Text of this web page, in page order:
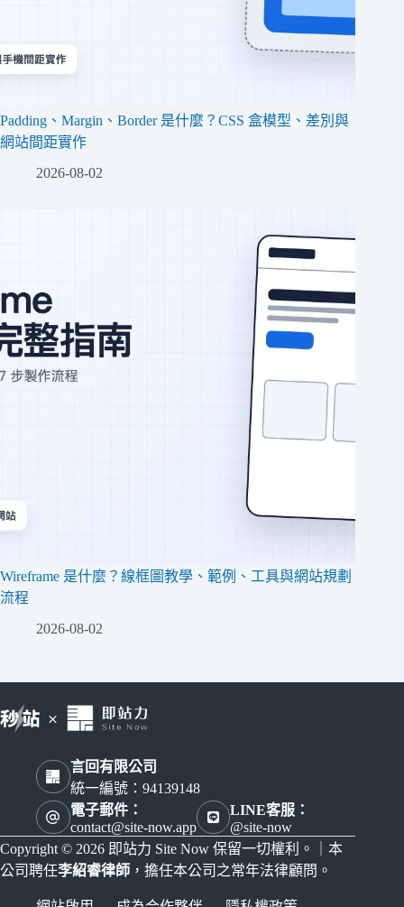
Padding、Margin、Border 是什麼？CSS 盒模型、差別與
網站間距實作
2026-08-02
Wireframe 是什麼？線框圖教學、範例、工具與網站規劃
流程
2026-08-02
言回有限公司
統一編號：94139148
電子郵件：
contact@site-now.app
LINE客服：
@site-now
Copyright © 2026 即站力 Site Now 保留一切權利。｜本
公司聘任李紹睿律師 ，擔任本公司之常年法律顧問。